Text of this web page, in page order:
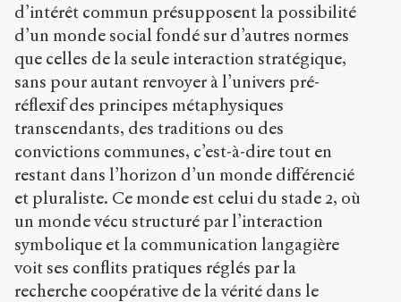
d’intérêt commun présupposent la possibilité
d’un monde social fondé sur d’autres normes
que celles de la seule interaction stratégique,
sans pour autant renvoyer à l’univers pré-
réflexif des principes métaphysiques
transcendants, des traditions ou des
convictions communes, c’est-à-dire tout en
restant dans l’horizon d’un monde différencié
et pluraliste. Ce monde est celui du stade 2, où
un monde vécu structuré par l’interaction
symbolique et la communication langagière
voit ses conflits pratiques réglés par la
recherche coopérative de la vérité dans le